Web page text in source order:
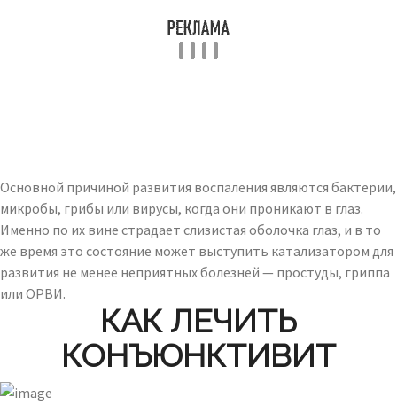
Основной причиной развития воспаления являются бактерии,
микробы, грибы или вирусы, когда они проникают в глаз.
Именно по их вине страдает слизистая оболочка глаз, и в то
же время это состояние может выступить катализатором для
развития не менее неприятных болезней — простуды, гриппа
или ОРВИ.
КАК ЛЕЧИТЬ
КОНЪЮНКТИВИТ